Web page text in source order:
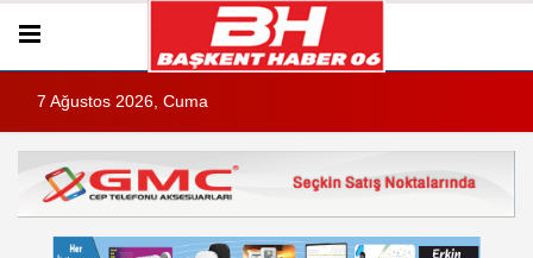
7 Ağustos 2026, Cuma